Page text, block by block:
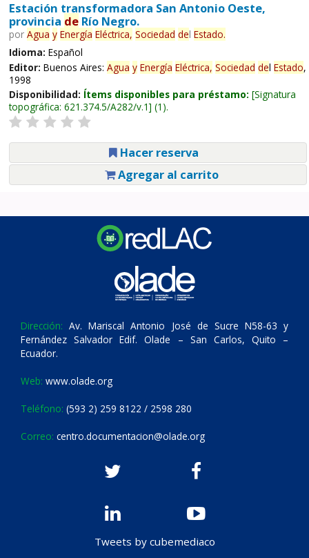
Estación transformadora San Antonio Oeste,
provincia deRío Negro.
por Agua y Energía Eléctrica, Sociedad del Estado.
Idioma: Español
Editor: Buenos Aires: Agua y Energía Eléctrica, Sociedad del Estado,
1998
Disponibilidad: Ítems disponibles para préstamo: Signatura
topográfica: 621.374.5/A282/v.1 (1).
Hacer reserva
Agregar al carrito
Dirección: Av. Mariscal Antonio José de Sucre N58-63 y
Fernández Salvador Edif. Olade – San Carlos, Quito –
Ecuador.
Web: www.olade.org
Teléfono: (593 2) 259 8122 / 2598 280
Correo: centro.documentacion@olade.org
Tweets by cubemediaco